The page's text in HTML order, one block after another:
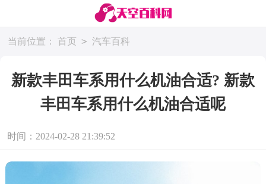
当前位置： 首页 > 汽车百科
新款丰田车系用什么机油合适? 新款
丰田车系用什么机油合适呢
时间：2024-02-28 21:39:52